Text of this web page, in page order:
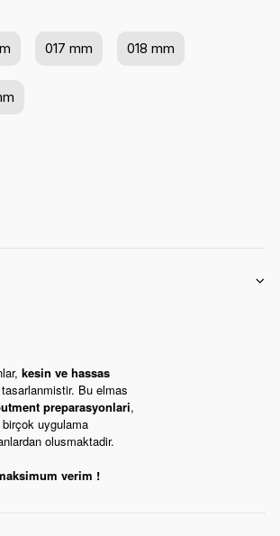
017 mm 018 mm
kesin ve hassas
Bu elmas
preparasyonlari,
uygulama
olusmaktadir.
verim !